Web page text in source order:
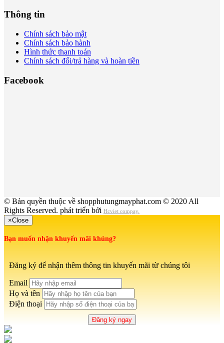
Thông tin
Chính sách bảo mật
Chính sách bảo hành
Hình thức thanh toán
Chính sách đổi/trả hàng và hoàn tiền
Facebook
© Bản quyền thuộc về shopphutungmayphat.com © 2020 All
Rights Reserved. phát triển bởi Hcviet compay.
×Close
Bạn muốn nhận khuyến mãi khủng?
Đăng ký để nhận thêm thông tin khuyến mãi từ chúng tôi
Email
Họ và tên
Điện thoại
Đăng ký ngay